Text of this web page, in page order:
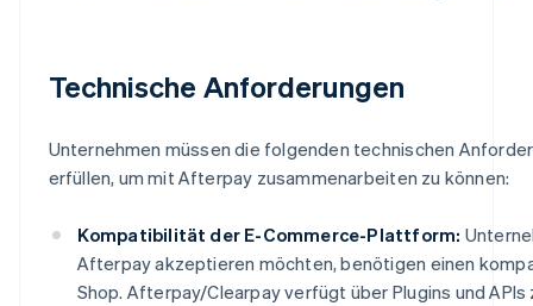
Technische Anforderungen
Unternehmen müssen die folgenden technischen
erfüllen, um mit Afterpay zusammenarbeiten zu können:
Kompatibilität der E-Commerce-Plattform:
Afterpay akzeptieren möchten, benötigen einen
Shop. Afterpay/Clearpay verfügt über Plugins und